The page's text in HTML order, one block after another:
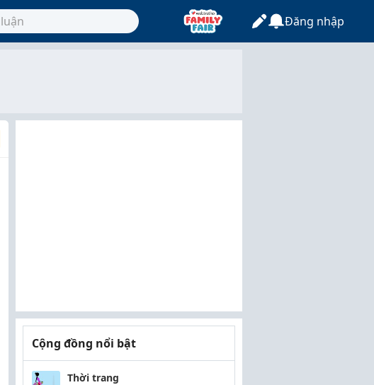
Đăng nhập
Cộng đồng nổi bật
Thời trang